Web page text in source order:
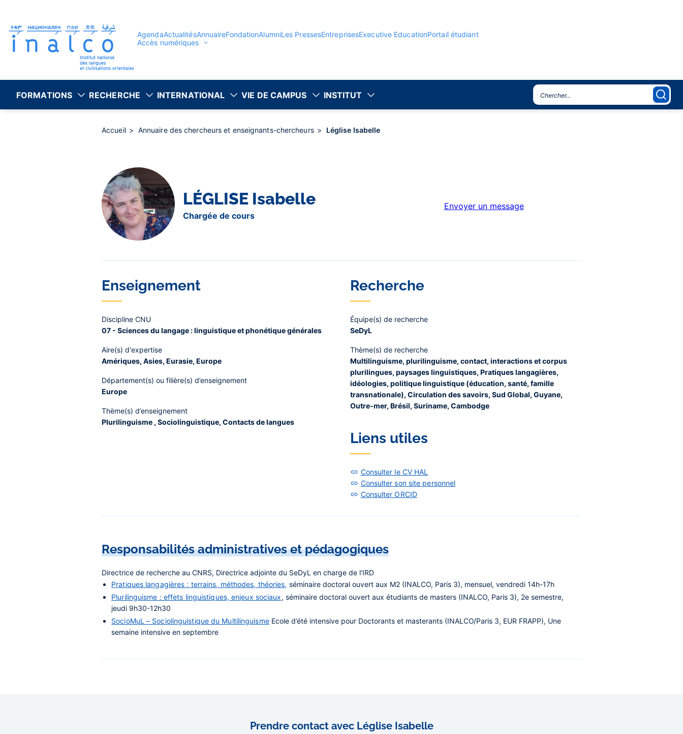
principal
AgendaActualitésAnnuaireFondationAlumniLes PressesEntreprisesExecutive EducationPortail étudiant
Accès numériques
FORMATIONS RECHERCHE INTERNATIONAL VIE DE CAMPUS INSTITUT
Accueil Annuaire des chercheurs et enseignants-chercheurs Léglise Isabelle
LÉGLISE Isabelle
Chargée de cours
Envoyer un message
Enseignement
Discipline CNU
07 - Sciences du langage : linguistique et phonétique générales
Aire(s) d'expertise
Amériques, Asies, Eurasie, Europe
Département(s) ou filière(s) d’enseignement
Europe
Thème(s) d’enseignement
Plurilinguisme , Sociolinguistique, Contacts de langues
Recherche
Équipe(s) de recherche
SeDyL
Thème(s) de recherche
Multilinguisme, plurilinguisme, contact, interactions et corpus
plurilingues, paysages linguistiques, Pratiques langagières,
idéologies, politique linguistique (éducation, santé, famille
transnationale), Circulation des savoirs, Sud Global, Guyane,
Outre-mer, Brésil, Suriname, Cambodge
Liens utiles
Consulter le CV HAL
Consulter son site personnel
Consulter ORCID
Responsabilités administratives et pédagogiques
Directrice de recherche au CNRS, Directrice adjointe du SeDyL en charge de l'IRD
Pratiques langagières : terrains, méthodes, théories, séminaire doctoral ouvert aux M2 (INALCO, Paris 3), mensuel, vendredi 14h-17h
Plurilinguisme : effets linguistiques, enjeux sociaux, séminaire doctoral ouvert aux étudiants de masters (INALCO, Paris 3), 2e semestre,
jeudi 9h30-12h30
SocioMuL – Sociolinguistique du MultilinguismeEcole d’été intensive pour Doctorants et masterants (INALCO/Paris 3, EUR FRAPP), Une
semaine intensive en septembre
Prendre contact avec Léglise Isabelle